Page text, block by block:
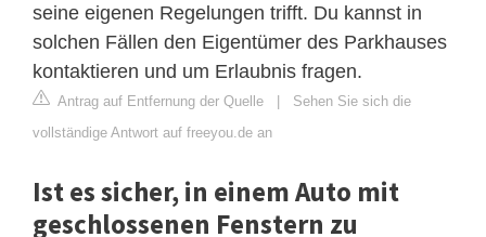
seine eigenen Regelungen trifft. Du kannst in
solchen Fällen den Eigentümer des Parkhauses
kontaktieren und um Erlaubnis fragen.
Antrag auf Entfernung der Quelle | Sehen Sie sich die
vollständige Antwort auf freeyou.de an
Ist es sicher, in einem Auto mit
geschlossenen Fenstern zu